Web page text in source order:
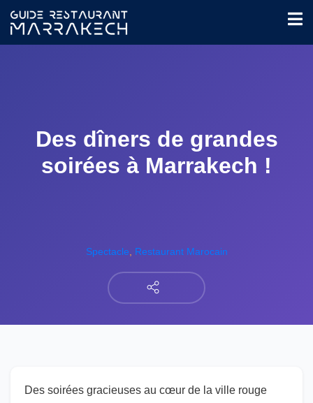
Des dîners de grandes
soirées à Marrakech !
Spectacle Restaurant Marocain
Des soirées gracieuses au cœur de la ville rouge